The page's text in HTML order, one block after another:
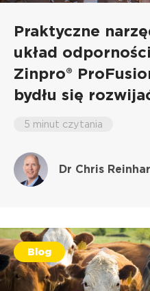
Praktyczne
układ
Zinpro®
bydłu się
5 minut czytania
Dr Chris
Blog